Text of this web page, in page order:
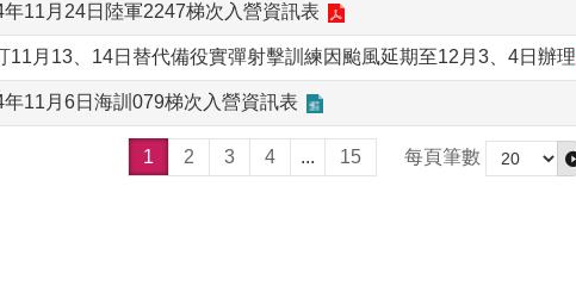
年11月24日陸軍2247梯次入營資訊表
11月13、14日替代備役實彈射擊訓練因颱風延期至12月3、4日辦理
年11月6日海訓079梯次入營資訊表
1 2 3 4 ... 15 每頁筆數